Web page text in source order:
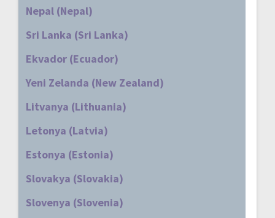
Nepal (Nepal)
Sri Lanka (Sri Lanka)
Ekvador (Ecuador)
Yeni Zelanda (New Zealand)
Litvanya (Lithuania)
Letonya (Latvia)
Estonya (Estonia)
Slovakya (Slovakia)
Slovenya (Slovenia)